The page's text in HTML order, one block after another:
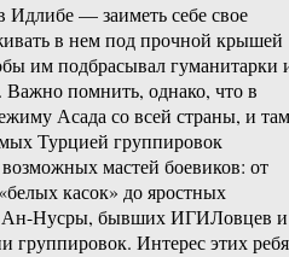
Идлибе — заиметь себе свое
в нем под прочной крышей
им подбрасывал гуманитарки
Важно помнить, однако, что в
Асада со всей страны, и там
Турцией группировок
возможных мастей боевиков: от
касок» до яростных
Ан-Нусры, бывших ИГИЛовцев и
группировок. Интерес этих